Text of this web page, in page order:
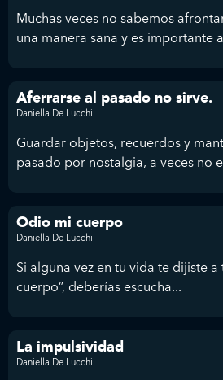
Muchas veces no sabemos
una manera sana y es importante
Aferrarse al pasado no sirve.
Daniella De Lucchi
Guardar objetos, recuerdos y
pasado por nostalgia, a veces no
Odio mi cuerpo
Daniella De Lucchi
Si alguna vez en tu vida te dijiste
cuerpo”, deberías escucha...
La impulsividad
Daniella De Lucchi